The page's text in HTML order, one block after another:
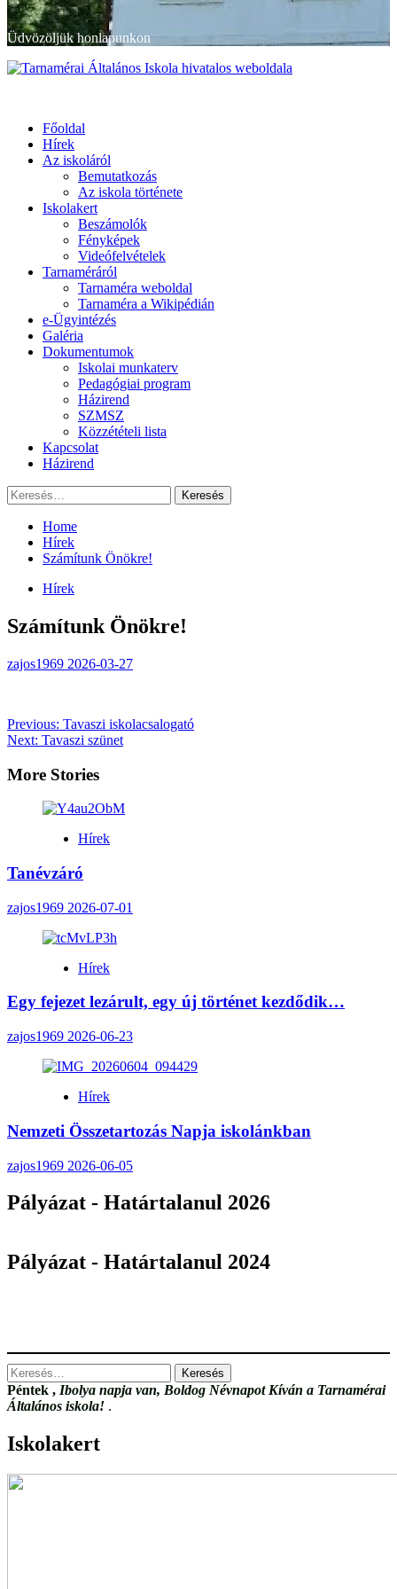
Üdvözöljük honlapunkon
Primary
Főoldal
Hírek
Az iskoláról
Bemutatkozás
Az iskola története
Iskolakert
Beszámolók
Fényképek
Videófelvételek
Tarnaméráról
Tarnaméra weboldal
Tarnaméra a Wikipédián
e-Ügyintézés
Galéria
Dokumentumok
Iskolai munkaterv
Pedagógiai program
Házirend
SZMSZ
Közzétételi lista
Kapcsolat
Házirend
Keresés:
Home
Hírek
Számítunk Önökre!
Hírek
Számítunk Önökre!
zajos1969 2026-03-27
Post
navigation
Previous: Tavaszi iskolacsalogató
Next: Tavaszi szünet
More Stories
Hírek
Tanévzáró
zajos1969 2026-07-01
Hírek
Egy fejezet lezárult, egy új történet kezdődik…
zajos1969 2026-06-23
Hírek
Nemzeti Összetartozás Napja iskolánkban
zajos1969 2026-06-05
Pályázat - Határtalanul 2026
Pályázat - Határtalanul 2024
Keresés:
Péntek , Ibolya napja van, Boldog Névnapot Kíván a Tarnamérai
Általános iskola! .
Iskolakert